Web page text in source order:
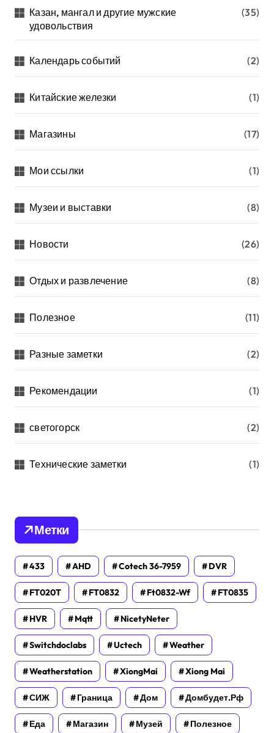
Казан, мангал и другие мужские
удовольствия
(35)
Календарь событий (2)
Китайские железки (1)
Магазины (17)
Мои ссылки (1)
Музеи и выставки (8)
Новости (26)
Отдых и развлечение (8)
Полезное (11)
Разные заметки (2)
Рекомендации (1)
светогорск (2)
Технические заметки (1)
Метки
433 AHD Cotech 36-7959 DVR
FT020T FT0832 Ft0832-Wf FT0835
HVR Mqtt NicetyNeter
Switchdoclabs Uctech Weather
Weatherstation XiongMai Xiong Mai
СИЖ Граница Дом Домбудет.рф
Еда Магазин Музей Полезное